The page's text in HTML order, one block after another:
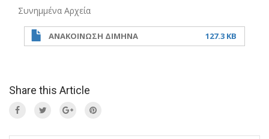
Συνημμένα Αρχεία
ΑΝΑΚΟΙΝΩΣΗ ΔΙΜΗΝΑ 127.3 KB
Share this Article